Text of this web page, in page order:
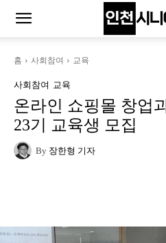
홈 사회참여 교육
사회참여 교육
온라인 쇼핑몰 창업
23기 교육생 모집
By 장한형 기자